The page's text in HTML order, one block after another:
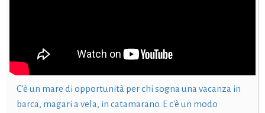
C'è un mare di opportunità per chi sogna una vacanza in
barca, magari a vela, in catamarano. E c'è un modo